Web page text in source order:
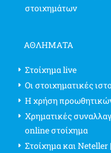
στοιχημάτων
ΑΘΛΗΜΑΤΑ
Στοίχημα live
Οι στοιχηματικές
Η χρήση
Χρηματικές
online στοίχημα
Στοίχημα και